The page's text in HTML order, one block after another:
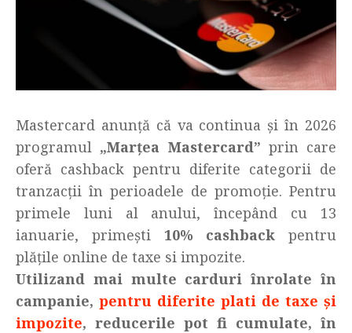
Mastercard anunță că va continua și în 2026
programul „Marțea Mastercard” prin care
oferă cashback pentru diferite categorii de
tranzacții în perioadele de promoție. Pentru
primele luni al anului, începând cu 13
ianuarie, primești 10% cashback pentru
plățile online de taxe si impozite.
Utilizand mai multe carduri înrolate în
campanie, pentru diferite plati de taxe și
impozite, reducerile pot fi cumulate, în